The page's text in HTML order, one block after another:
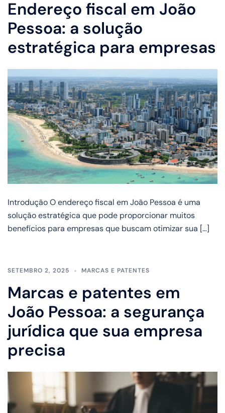
Endereço fiscal em João
Pessoa: a solução
estratégica para empresas
Introdução O endereço fiscal em João Pessoa é uma
solução estratégica que pode proporcionar muitos
benefícios para empresas que buscam otimizar sua […]
SETEMBRO 2, 2025 MARCAS E PATENTES
Marcas e patentes em
João Pessoa: a segurança
jurídica que sua empresa
precisa